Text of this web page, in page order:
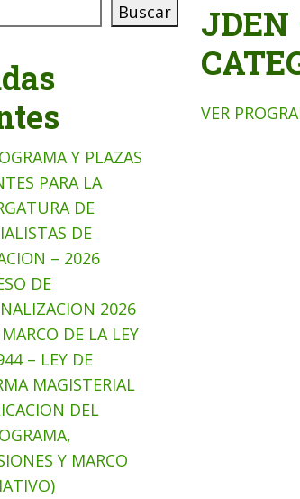
JDEN
VER
Buscar
Y PLAZAS
PARA LA
DE
DE
– 2026
DE
2026
DE LA LEY
– LEY DE
MAGISTERIAL
DEL
Y MARCO